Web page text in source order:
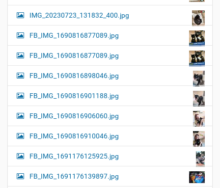
IMG_20230723_131832_400.jpg
FB_IMG_1690816877089.jpg
FB_IMG_1690816877089.jpg
FB_IMG_1690816898046.jpg
FB_IMG_1690816901188.jpg
FB_IMG_1690816906060.jpg
FB_IMG_1690816910046.jpg
FB_IMG_1691176125925.jpg
FB_IMG_1691176139897.jpg